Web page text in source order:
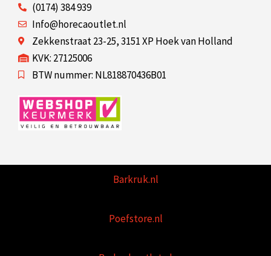
(0174) 384 939
Info@horecaoutlet.nl
Zekkenstraat 23-25, 3151 XP Hoek van Holland
KVK: 27125006
BTW nummer: NL818870436B01
Barkruk.nl
Poefstore.nl